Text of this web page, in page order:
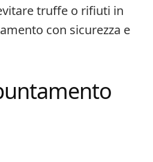
truffe o rifiuti in
con sicurezza e